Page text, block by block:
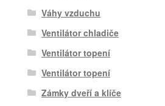
Váhy vzduchu
Ventilátor chladiče
Ventilátor topení
Ventilátor topení
Zámky dveří a klíče